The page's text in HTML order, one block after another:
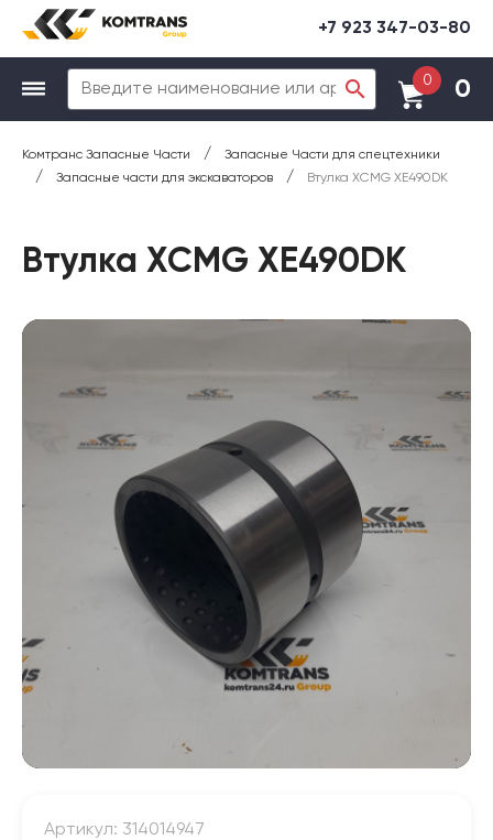
+7 923 347-03-80
0 0
Комтранс Запасные Части / Запасные Части для спецтехники
/ Запасные части для экскаваторов / Втулка XCMG XE490DK
Втулка XCMG XE490DK
Артикул: 314014947